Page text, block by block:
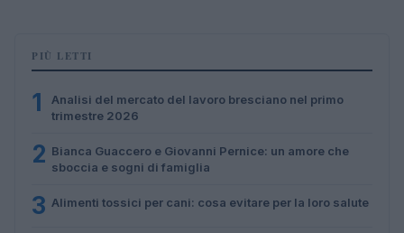
PIÙ LETTI
1
Analisi del mercato del lavoro bresciano nel primo
trimestre 2026
2 Bianca Guaccero e Giovanni Pernice: un amore che
sboccia e sogni di famiglia
3 Alimenti tossici per cani: cosa evitare per la loro salute